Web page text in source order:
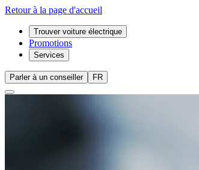
Retour à la page d'accueil
Trouver voiture électrique
Promotions
Services
Parler à un conseiller FR